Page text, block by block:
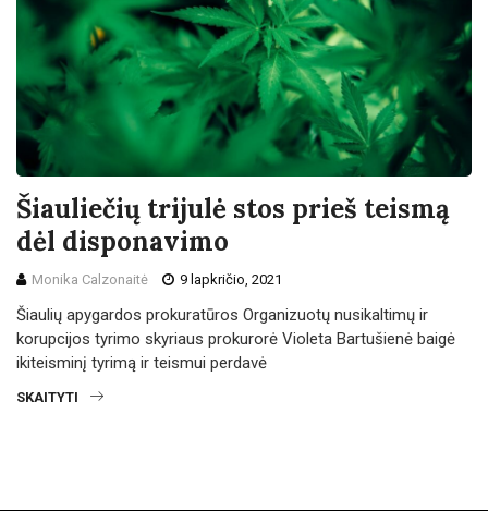
Šiauliečių trijulė stos prieš teismą
dėl disponavimo
Monika Calzonaitė 9 lapkričio, 2021
Šiaulių apygardos prokuratūros Organizuotų nusikaltimų ir
korupcijos tyrimo skyriaus prokurorė Violeta Bartušienė baigė
ikiteisminį tyrimą ir teismui perdavė
SKAITYTI